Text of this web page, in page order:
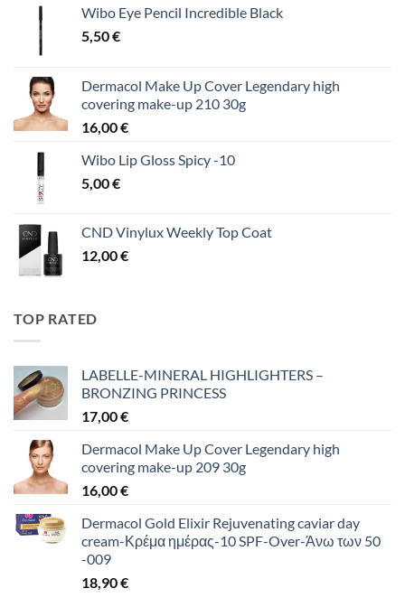
Wibo Eye Pencil Incredible Black
5,50€
Dermacol Make Up Cover Legendary high
covering make-up 210 30g
16,00€
Wibo Lip Gloss Spicy -10
5,00€
CND Vinylux Weekly Top Coat
12,00€
TOP RATED
LABELLE-MINERAL HIGHLIGHTERS –
BRONZING PRINCESS
17,00€
Dermacol Make Up Cover Legendary high
covering make-up 209 30g
16,00€
Dermacol Gold Elixir Rejuvenating caviar day
cream-Κρέμα ημέρας-10 SPF-Over-Άνω των 50
-009
18,90€